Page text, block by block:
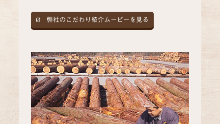
Ø 弊社のこだわり紹介ムービーを見る